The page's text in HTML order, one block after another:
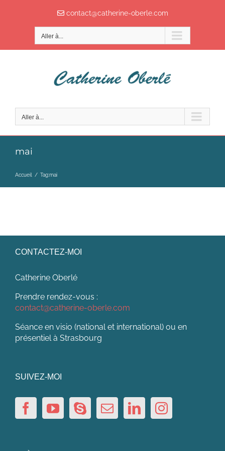
contact@catherine-oberle.com
Aller à...
Aller à...
mai
Accueil / Tag:mai
CONTACTEZ-MOI
Catherine Oberlé
Prendre rendez-vous :
contact@catherine-oberle.com
Séance en visio (national et international) ou en
présentiel à Strasbourg
SUIVEZ-MOI